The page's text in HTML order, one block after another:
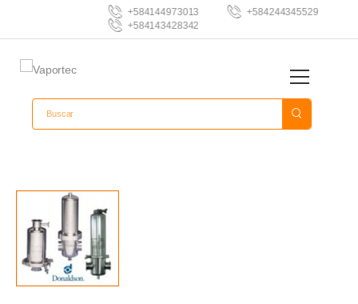
+584144973013
+584244345529
+584143428342